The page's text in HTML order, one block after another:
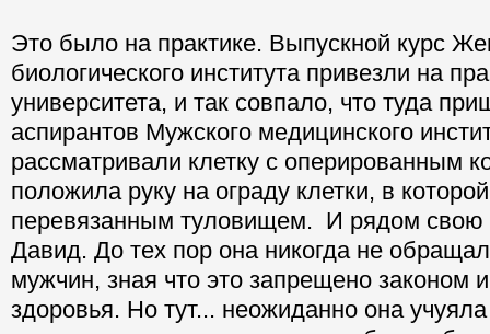
Это было на практике. Выпускной курс
биологического института привезли на
университета, и так совпало, что туда
аспирантов Мужского медицинского
рассматривали клетку с оперированным
положила руку на ограду клетки, в
перевязанным туловищем. И рядом свою
Давид. До тех пор она никогда не
мужчин, зная что это запрещено законом
здоровья. Но тут... неожиданно она